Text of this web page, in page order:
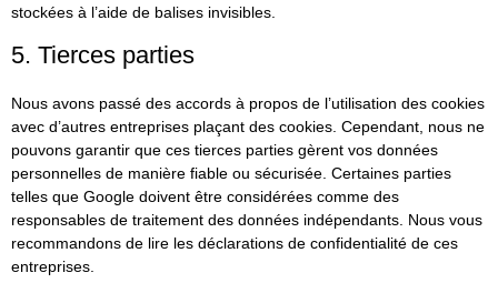
stockées à l’aide de balises invisibles.
5. Tierces parties
Nous avons passé des accords à propos de l’utilisation des cookies
avec d’autres entreprises plaçant des cookies. Cependant, nous ne
pouvons garantir que ces tierces parties gèrent vos données
personnelles de manière fiable ou sécurisée. Certaines parties
telles que Google doivent être considérées comme des
responsables de traitement des données indépendants. Nous vous
recommandons de lire les déclarations de confidentialité de ces
entreprises.